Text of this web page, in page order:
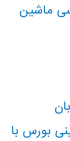
ماشین
بورس با